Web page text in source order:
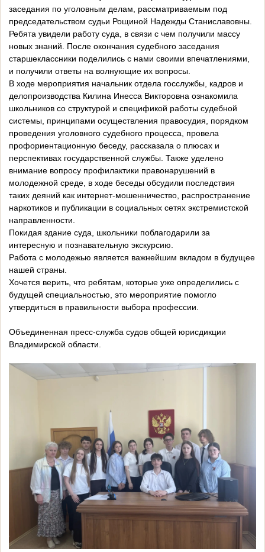
заседания по уголовным делам, рассматриваемым под
председательством судьи Рощиной Надежды Станиславовны.
Ребята увидели работу суда, в связи с чем получили массу
новых знаний. После окончания судебного заседания
старшеклассники поделились с нами своими впечатлениями,
и получили ответы на волнующие их вопросы.
В ходе мероприятия начальник отдела госслужбы, кадров и
делопроизводства Килина Инесса Викторовна ознакомила
школьников со структурой и спецификой работы судебной
системы, принципами осуществления правосудия, порядком
проведения уголовного судебного процесса, провела
профориентационную беседу, рассказала о плюсах и
перспективах государственной службы. Также уделено
внимание вопросу профилактики правонарушений в
молодежной среде, в ходе беседы обсудили последствия
таких деяний как интернет-мошенничество, распространение
наркотиков и публикации в социальных сетях экстремистской
направленности.
Покидая здание суда, школьники поблагодарили за
интересную и познавательную экскурсию.
Работа с молодежью является важнейшим вкладом в будущее
нашей страны.
Хочется верить, что ребятам, которые уже определились с
будущей специальностью, это мероприятие помогло
утвердиться в правильности выбора профессии.
Объединенная пресс-служба судов общей юрисдикции
Владимирской области.